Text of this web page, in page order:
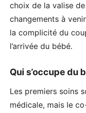
choix de la valise
changements à
la complicité du
l’arrivée du bébé.
Qui s’occupe du
Les premiers soins
médicale, mais le